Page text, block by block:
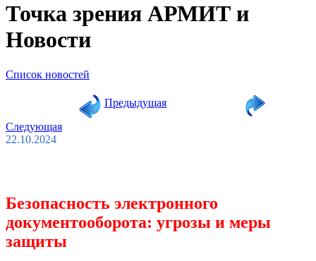
Точка зрения АРМИТ и
Новости
Список новостей
Предыдущая
Следующая
22.10.2024
Безопасность электронного
документооборота: угрозы и меры
защиты